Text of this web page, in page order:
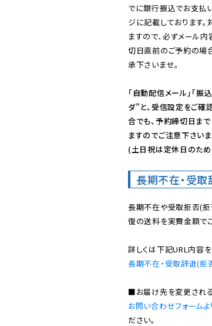
でに銀行振込でお支払
ジに記載しております
ますので、必ずメール
切日直前のご予約の場
承下さいませ。
「自動配信メール」「
ダ”と、受信設定をご確
合でも、予約締切日ま
ますのでご注意下さいま
(土日祝は定休日のため
長期不在・受
長期不在や受取拒否(
復の送料を実費金額で
長期不在・受取辞退(拒
お問い合わせフォームよ
ださい。